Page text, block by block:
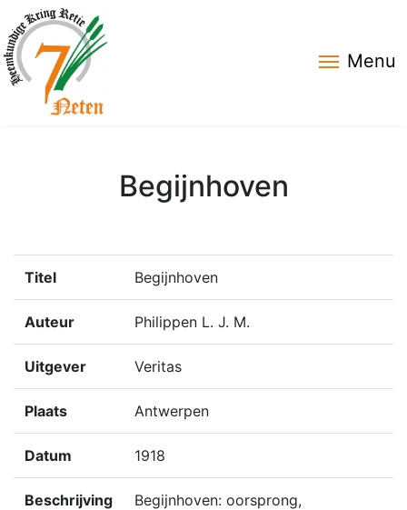
Menu
Begijnhoven
Titel Begijnhoven
Auteur Philippen L. J. M.
Uitgever Veritas
Plaats Antwerpen
Datum 1918
Beschrijving
Begijnhoven: oorsprong,